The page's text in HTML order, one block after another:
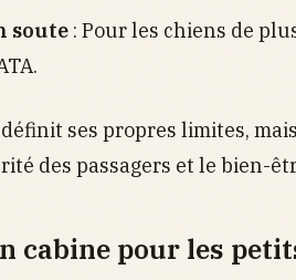
soute : Pour les chiens de
ses propres limites,
des passagers et le bien-
cabine pour les